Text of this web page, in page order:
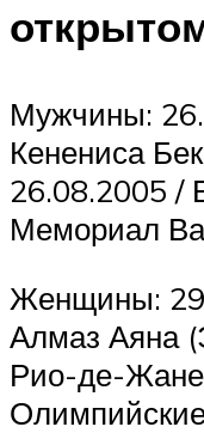
Мужчины:
Кенениса
26.08.2005 /
Мемориал
Женщины:
Алмаз Аяна
Рио-де-